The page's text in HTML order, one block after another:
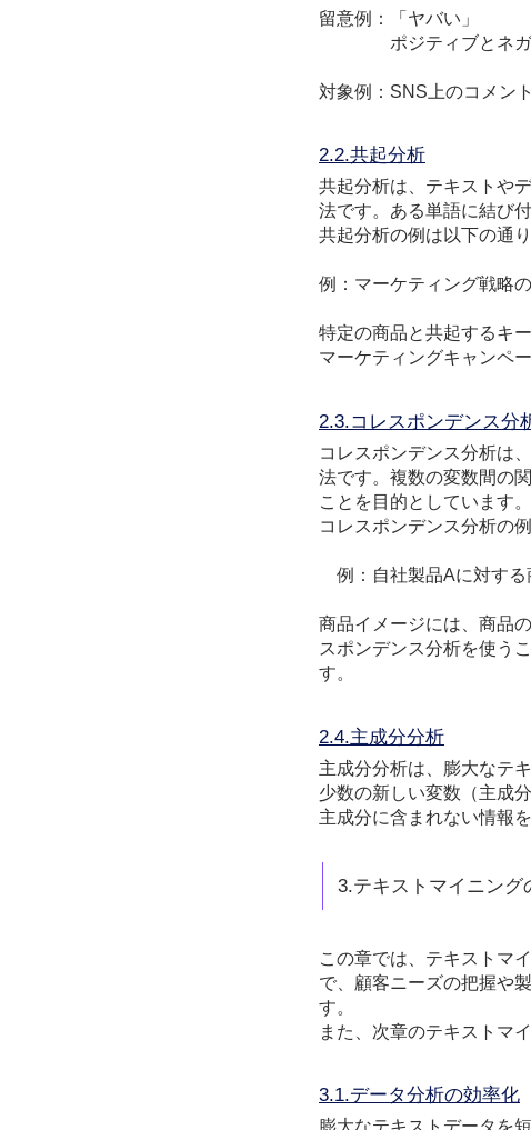
留意例：「ヤバい」
ポジティブとネガテ
対象例：SNS上のコメン
2.2.共起分析
共起分析は、テキストや
法です。ある単語に結び
共起分析の例は以下の通り
例： マーケティング戦略
特定の商品と共起するキ
マーケティングキャンペ
2.3.コレスポンデンス分
コレスポンデンス分析は
法です。複数の変数間の
ことを目的としています。
コレスポンデンス分析の
例：自社製品Aに対する
商品イメージには、商品
スポンデンス分析を使う
す。
2.4.主成分分析
主成分分析は、膨大なテ
少数の新しい変数（主成
主成分に含まれない情報
3.テキストマイニング
この章では、テキストマ
で、顧客ニーズの把握や
す。
また、次章のテキストマ
3.1.データ分析の効率化
膨大なテキストデータを